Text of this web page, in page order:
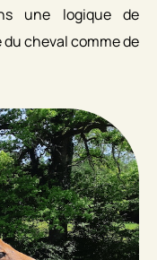
une logique de
cheval comme de